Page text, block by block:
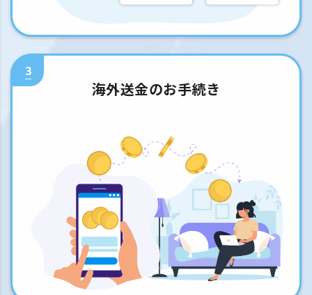
3
海外送金のお手続き